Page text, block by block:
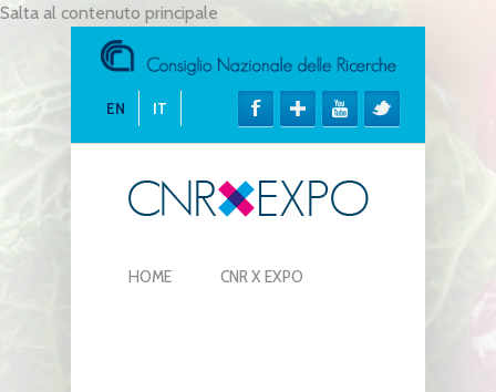
Salta al contenuto principale
EN IT
HOME CNR X EXPO